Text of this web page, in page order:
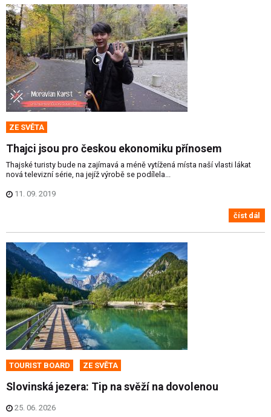
ZE SVĚTA
Thajci jsou pro českou ekonomiku přínosem
Thajské turisty bude na zajímavá a méně vytížená místa naší vlasti lákat
nová televizní série, na jejíž výrobě se podílela...
11. 09. 2019
číst dál
TOURIST BOARD ZE SVĚTA
Slovinská jezera: Tip na svěží na dovolenou
25. 06. 2026